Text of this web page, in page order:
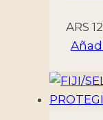
ARS